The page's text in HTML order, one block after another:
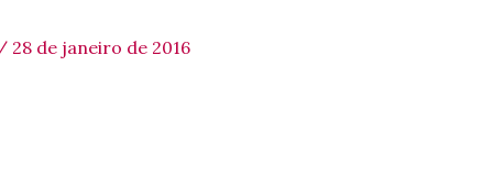
/ 28 de janeiro de 2016